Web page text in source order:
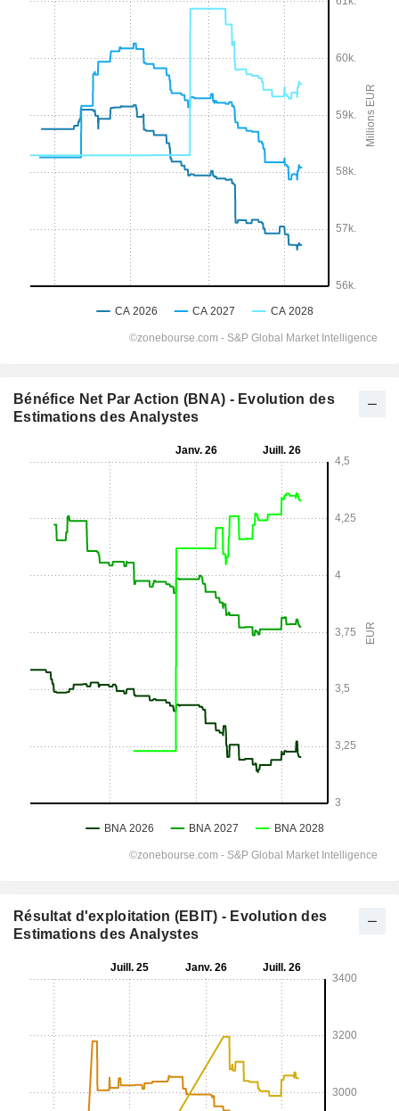
Bénéfice Net Par Action (BNA) - Evolution des
Estimations des Analystes
Résultat d'exploitation (EBIT) - Evolution des
Estimations des Analystes